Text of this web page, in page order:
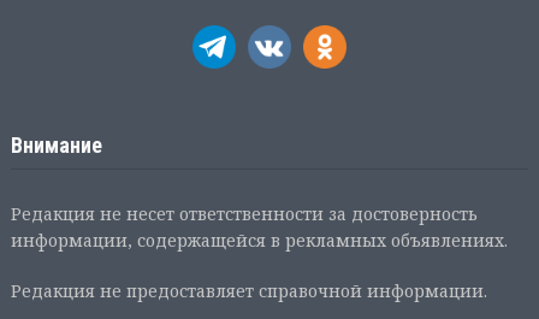
Внимание
Редакция не несет ответственности за достоверность
информации, содержащейся в рекламных объявлениях.
Редакция не предоставляет справочной информации.